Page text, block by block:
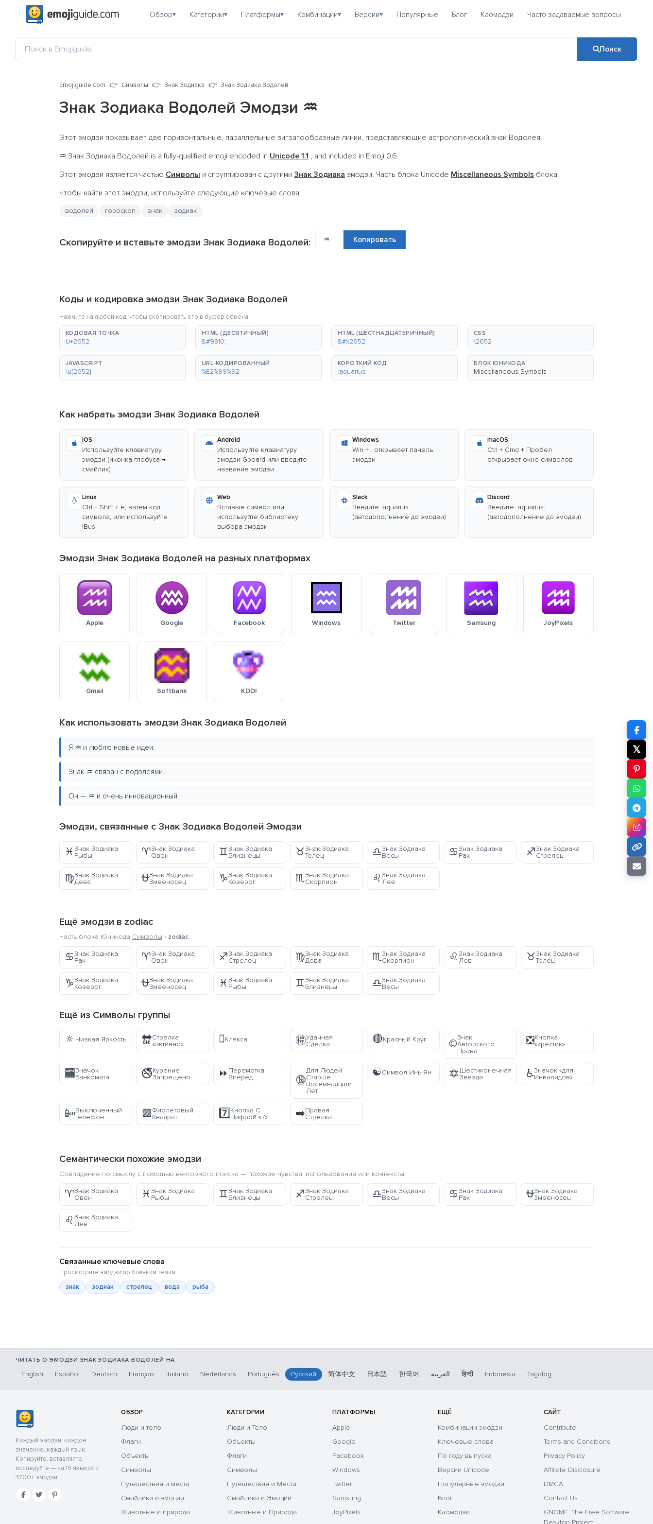
Обзор▾ Категории▾ Платформы▾ Комбинации▾ Версии▾ Популярные Блог Каомодзи Часто задаваемые вопросы
Поиск
Emojiguide.com Символы Знак Зодиака Знак Зодиака Водолей
Знак Зодиака Водолей Эмодзи ♒
Этот эмодзи показывает две горизонтальные, параллельные зигзагообразные линии, представляющие астрологический знак Водолея.
♒ Знак Зодиака Водолей is a fully-qualified emoji encoded in Unicode 1.1 , and included in Emoji 0.6.
Этот эмодзи является частью Символы и сгруппирован с другими Знак Зодиака эмодзи. Часть блока Unicode Miscellaneous Symbols блока.
Чтобы найти этот эмодзи, используйте следующие ключевые слова:
водолей гороскоп знак зодиак
Скопируйте и вставьте эмодзи Знак Зодиака Водолей: ♒ Копировать
Коды и кодировка эмодзи Знак Зодиака Водолей
Нажмите на любой код, чтобы скопировать его в буфер обмена.
КОДОВАЯ ТОЧКА
U+2652
HTML (ДЕСЯТИЧНЫЙ)
&#9810;
HTML (ШЕСТНАДЦАТЕРИЧНЫЙ)
&#x2652;
CSS
\2652
JAVASCRIPT
\u{2652}
URL-КОДИРОВАННЫЙ
%E2%99%92
КОРОТКИЙ КОД
:aquarius:
БЛОК ЮНИКОДА
Miscellaneous Symbols
Как набрать эмодзи Знак Зодиака Водолей
iOS
Используйте клавиатуру
эмодзи (иконка глобуса →
смайлик)
Android
Используйте клавиатуру
эмодзи Gboard или введите
название эмодзи
Windows
Win + . открывает панель
эмодзи
macOS
Ctrl + Cmd + Пробел
открывает окно символов
Linux
Ctrl + Shift + e, затем код
символа, или используйте
IBus
Web
Вставьте символ или
используйте библиотеку
выбора эмодзи
Slack
Введите :aquarius:
(автодополнение до эмодзи)
Discord
Введите :aquarius:
(автодополнение до эмодзи)
Эмодзи Знак Зодиака Водолей на разных платформах
Apple Google Facebook Windows Twitter Samsung JoyPixels
Gmail Softbank KDDI
Как использовать эмодзи Знак Зодиака Водолей
Я ♒ и люблю новые идеи.
Знак ♒ связан с водолеями.
Он — ♒ и очень инновационный.
Эмодзи, связанные с Знак Зодиака Водолей Эмодзи
♓ Знак Зодиака
Рыбы
♈Знак Зодиака
Овен
♊Знак Зодиака
Близнецы
♉Знак Зодиака
Телец
♎Знак Зодиака
Весы
♋Знак Зодиака
Рак
♐Знак Зодиака
Стрелец
♍Знак Зодиака
Дева
⛎Знак Зодиака
Змееносец
♑Знак Зодиака
Козерог
♏Знак Зодиака
Скорпион
♌Знак Зодиака
Лев
Ещё эмодзи в zodiac
Часть блока Юникода Символы › zodiac
♋Знак Зодиака
Рак
♈Знак Зодиака
Овен
♐Знак Зодиака
Стрелец
♍Знак Зодиака
Дева
♏Знак Зодиака
Скорпион
♌Знак Зодиака
Лев
♉Знак Зодиака
Телец
♑Знак Зодиака
Козерог
⛎Знак Зодиака
Змееносец
♓ Знак Зодиака
Рыбы
♊Знак Зодиака
Близнецы
♎Знак Зодиака
Весы
Ещё из Символы группы
🔅 Низкая Яркость 🔛Стрелка
«активно»
🫟Клякса 🉐Удачная
Сделка
🔴Красный Круг ©️
Знак
Авторского
Права
❎Кнопка
«крестик»
🏧Значок
Банкомата
🚭Курение
Запрещено
⏩ Перемотка
Вперед
🔞
Для Людей
Старше
Восемнадцати
Лет
☯️Символ Инь-Ян 🔯Шестиконечная
Звезда
♿Значок «для
Инвалидов»
📴Выключенный
Телефон
🟪Фиолетовый
Квадрат
7️⃣Кнопка С
Цифрой «7»
➡️Правая
Стрелка
Семантически похожие эмодзи
Совпадение по смыслу с помощью векторного поиска — похожие чувства, использования или контексты.
♈Знак Зодиака
Овен
♓Знак Зодиака
Рыбы
♊Знак Зодиака
Близнецы
♐Знак Зодиака
Стрелец
♎Знак Зодиака
Весы
♋Знак Зодиака
Рак
⛎Знак Зодиака
Змееносец
♌Знак Зодиака
Лев
Связанные ключевые слова
Просмотрите эмодзи по близким темам:
знак
зодиак стрелец вода рыба
𝕏
ЧИТАТЬ О ЭМОДЗИ ЗНАК ЗОДИАКА ВОДОЛЕЙ НА
English Español Deutsch Français Italiano Nederlands Português Русский 简体中文 日本語 한국어 العربية हिन्दी Indonesia Tagalog
Каждый эмодзи, каждое
значение, каждый язык.
Копируйте, вставляйте,
исследуйте — на 15 языках и
3700+ эмодзи.
ОБЗОР
Люди и тело
Флаги
Объекты
Символы
Путешествия и места
Смайлики и эмоции
Животные и природа
КАТЕГОРИИ
Люди и Тело
Объекты
Флаги
Символы
Путешествия и Места
Смайлики и Эмоции
Животные и Природа
ПЛАТФОРМЫ
Apple
Google
Facebook
Windows
Twitter
Samsung
JoyPixels
ЕЩЁ
Комбинации эмодзи
Ключевые слова
По году выпуска
Версии Unicode
Популярные эмодзи
Блог
Каомодзи
САЙТ
Contribute
Terms and Conditions
Privacy Policy
Affiliate Disclosure
DMCA
Contact Us
GNOME: The Free Software
Desktop Project